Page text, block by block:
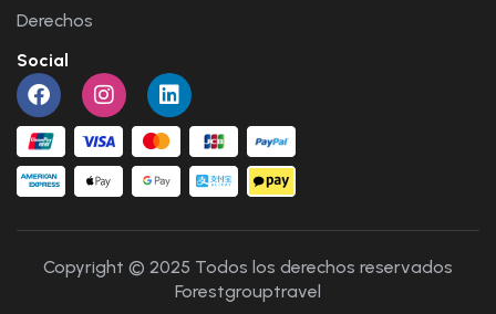
Derechos
Social
Copyright © 2025 Todos los derechos reservados
Forestgrouptravel